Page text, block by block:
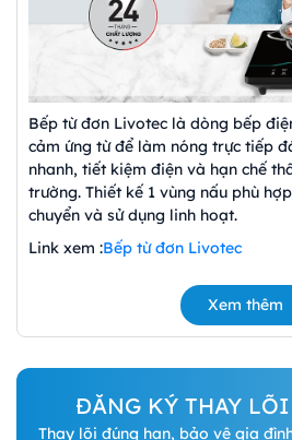
Bếp từ đơn Livotec là dòng bếp
cảm ứng từ để làm nóng trực tiếp
nhanh, tiết kiệm điện và hạn chế
trường. Thiết kế 1 vùng nấu phù
chuyển và sử dụng linh hoạt.
Link xem :Bếp từ đơn Livotec
Ưu điểm của bếp từ
Bếp từ đơn Livotec nổi bật với khả
thân thiện giúp người dùng thao
lớn tuổi.
Xem thêm
ĐĂNG KÝ THAY LÕI
Thay lõi đúng hạn, bảo vệ gia